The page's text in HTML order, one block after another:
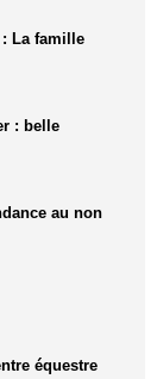
: La famille
: belle
au non
équestre